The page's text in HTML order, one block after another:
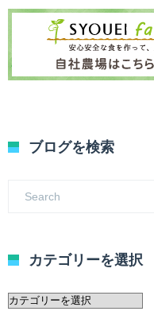
ブログを検索
カテゴリーを選択
カ